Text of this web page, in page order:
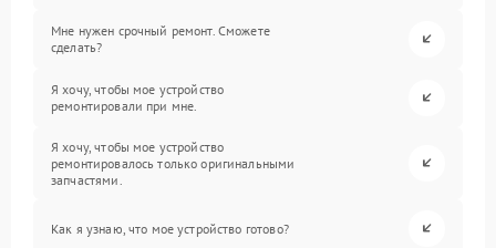
Мне нужен срочный ремонт. Сможете
сделать?
Я хочу, чтобы мое устройство
ремонтировали при мне.
Я хочу, чтобы мое устройство
ремонтировалось только оригинальными
запчастями.
Как я узнаю, что мое устройство готово?